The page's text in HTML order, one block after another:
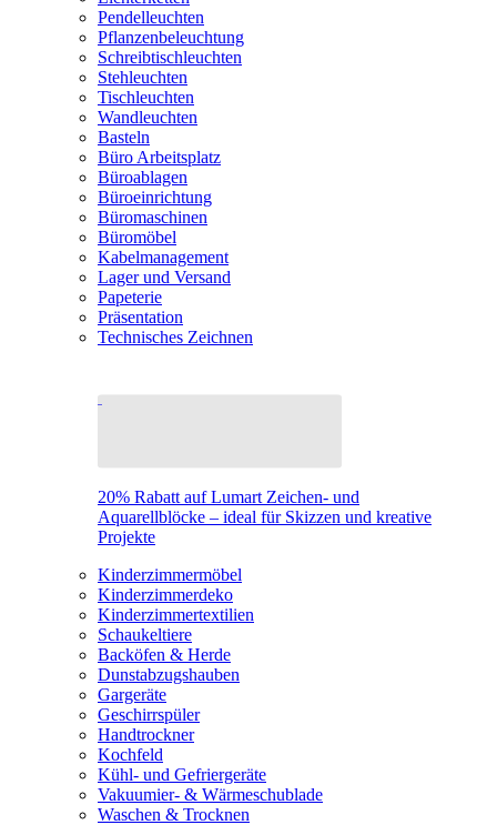
Pendelleuchten
Pflanzenbeleuchtung
Schreibtischleuchten
Stehleuchten
Tischleuchten
Wandleuchten
Basteln
Büro Arbeitsplatz
Büroablagen
Büroeinrichtung
Büromaschinen
Büromöbel
Kabelmanagement
Lager und Versand
Papeterie
Präsentation
Technisches Zeichnen
20% Rabatt auf Lumart Zeichen- und
Aquarellblöcke – ideal für Skizzen und kreative
Projekte
Kinderzimmermöbel
Kinderzimmerdeko
Kinderzimmertextilien
Schaukeltiere
Backöfen & Herde
Dunstabzugshauben
Gargeräte
Geschirrspüler
Handtrockner
Kochfeld
Kühl- und Gefriergeräte
Vakuumier- & Wärmeschublade
Waschen & Trocknen